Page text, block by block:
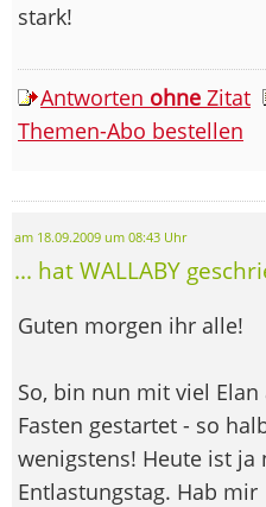
stark!
Antworten ohne Zitat
Themen-Abo bestellen
am 18.09.2009 um 08:43 Uhr
... hat WALLABY
Guten morgen ihr alle!
So, bin nun mit viel Elan
Fasten gestartet - so
wenigstens! Heute ist ja
Entlastungstag. Hab mir